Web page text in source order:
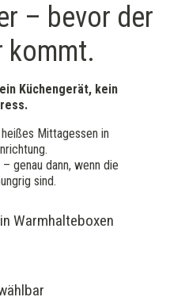
– bevor der
kommt.
Küchengerät, kein
Mittagessen in
genau dann, wenn die
sind.
Warm­halte­boxen